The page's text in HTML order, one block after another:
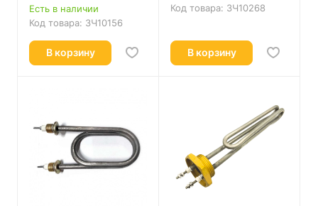
Есть в наличии
Код товара: ЗЧ10156
В корзину
Код товара: ЗЧ10268
В корзину